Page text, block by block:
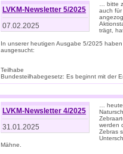
LVKM-Newsletter 5/2025
07.02.2025
… bitte
auch für
trägt,
In unserer heutigen Ausgabe 5/2025
ausgesucht:
Teilhabe
Bundesteilhabegesetz: Es beginnt mit der
LVKM-Newsletter 4/2025
31.01.2025
…
werden
Zebras
Mähne.